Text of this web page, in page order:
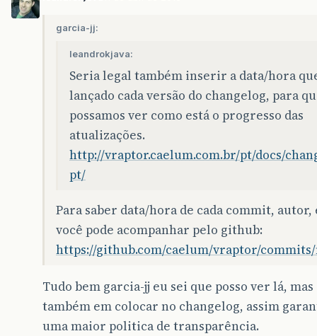
garcia-jj:
leandrokjava:
Seria legal também inserir a data/hora
lançado cada versão do changelog, para
possamos ver como está o progresso das
atualizações.
http://vraptor.caelum.com.br/pt/docs/
pt/
Para saber data/hora de cada commit, autor,
você pode acompanhar pelo github:
https://github.com/caelum/vraptor/
Tudo bem garcia-jj eu sei que posso ver lá,
também em colocar no changelog, assim
uma maior politica de transparência.